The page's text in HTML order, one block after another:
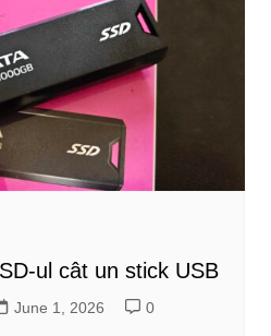
ul cât un stick USB
June 1, 2026 0